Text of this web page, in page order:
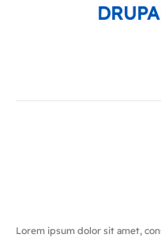
Lorem ipsum dolor sit amet,